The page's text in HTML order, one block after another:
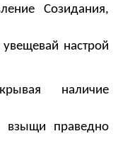
Созидания,
настрой
наличие
праведно